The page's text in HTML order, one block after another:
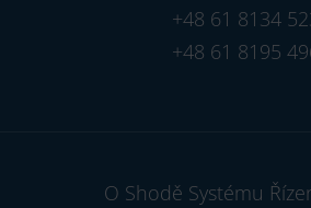
+48 61 8134
+48 61 8195
O Shodě Systému